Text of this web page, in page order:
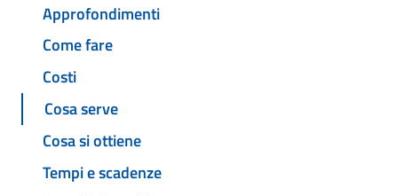
Approfondimenti
Come fare
Costi
Cosa serve
Cosa si ottiene
Tempi e scadenze